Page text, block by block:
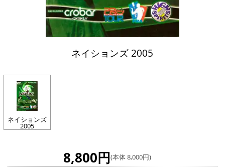
ネイションズ 2005
ネイションズ
2005
8,800円(本体 8,000円)